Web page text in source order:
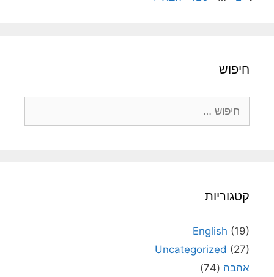
חיפוש
קטגוריות
English (19)
Uncategorized (27)
אהבה (74)